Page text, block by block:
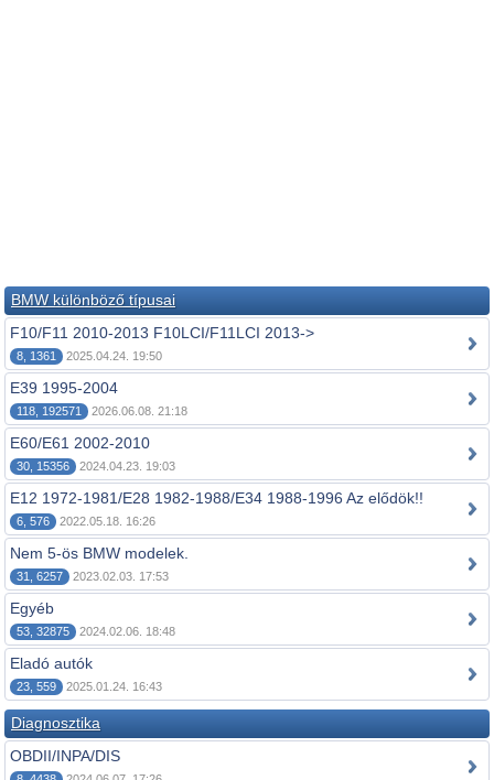
BMW különböző típusai
F10/F11 2010-2013 F10LCI/F11LCI 2013->
8, 1361 2025.04.24. 19:50
E39 1995-2004
118, 192571 2026.06.08. 21:18
E60/E61 2002-2010
30, 15356 2024.04.23. 19:03
E12 1972-1981/E28 1982-1988/E34 1988-1996 Az elődök!!
6, 576 2022.05.18. 16:26
Nem 5-ös BMW modelek.
31, 6257 2023.02.03. 17:53
Egyéb
53, 32875 2024.02.06. 18:48
Eladó autók
23, 559 2025.01.24. 16:43
Diagnosztika
OBDII/INPA/DIS